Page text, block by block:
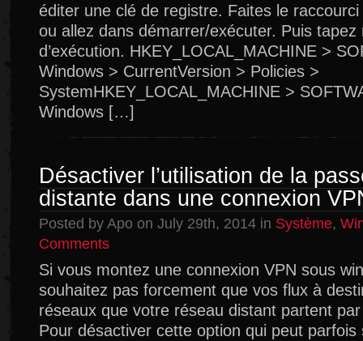
éditer une clé de registre. Faites le raccourci
ou allez dans démarrer/exécuter. Puis tapez
d’exécution. HKEY_LOCAL_MACHINE >
Windows > CurrentVersion > Policies >
SystemHKEY_LOCAL_MACHINE >
Windows […]
Désactiver l’utilisation de la
distante dans une connexion
Posted by Apo on July 29th, 2014 in Système,
Comments
l’utilisation
de
la
passerelle
par
Si vous montez une connexion VPN sous
souhaitez pas forcement que vos flux à
réseaux que votre réseau distant partent
Pour désactiver cette option qui peut parfois